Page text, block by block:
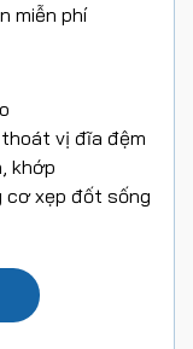
miễn phí
vị đĩa đệm
khớp
cơ xẹp đốt sống